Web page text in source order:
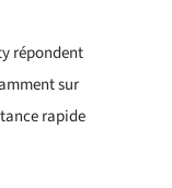
répondent
sur
rapide